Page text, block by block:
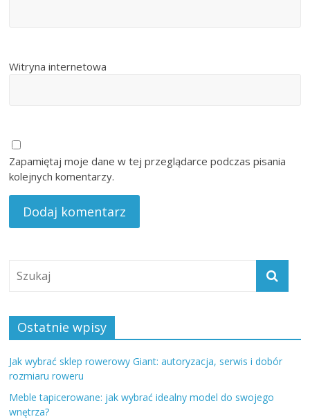
Witryna internetowa
Zapamiętaj moje dane w tej przeglądarce podczas pisania
kolejnych komentarzy.
Ostatnie wpisy
Jak wybrać sklep rowerowy Giant: autoryzacja, serwis i dobór
rozmiaru roweru
Meble tapicerowane: jak wybrać idealny model do swojego
wnętrza?